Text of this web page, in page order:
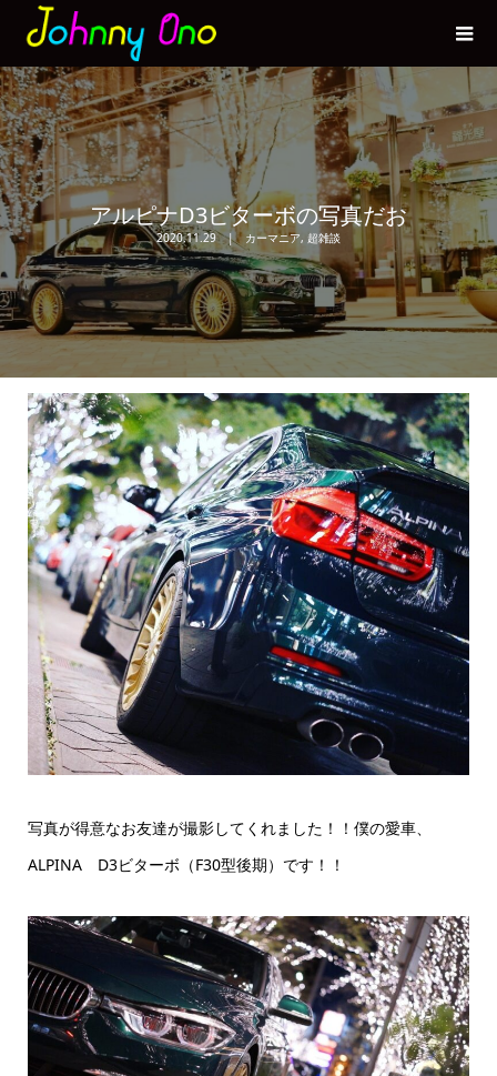
アルピナD3ビターボの写真だお
2020.11.29 カーマニア, 超雑談
写真が得意なお友達が撮影してくれました！！僕の愛車、
ALPINA D3ビターボ（F30型後期）です！！